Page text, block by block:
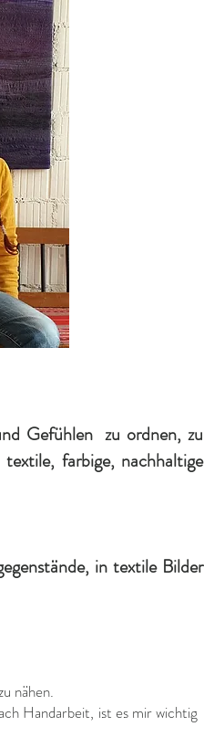
Gefühlen zu ordnen, zu
farbige, nachhaltige
in textile Bilder
nähen.
Handarbeit, ist es mir wichtig